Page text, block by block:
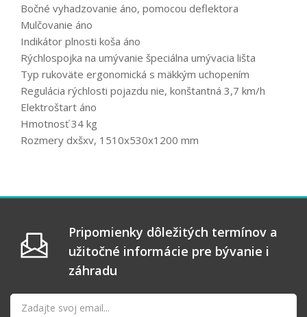
Bočné vyhadzovanie áno, pomocou deflektora
Mulčovanie áno
Indikátor plnosti koša áno
Rýchlospojka na umývanie špeciálna umývacia lišta
Typ rukoväte ergonomická s mäkkým uchopením
Regulácia rýchlosti pojazdu nie, konštantná 3,7 km/h
Elektroštart áno
Hmotnosť 34 kg
Rozmery dxšxv, 1510x530x1200 mm
Pripomienky dôležitých termínov a
užitočné informácie pre bývanie i
záhradu